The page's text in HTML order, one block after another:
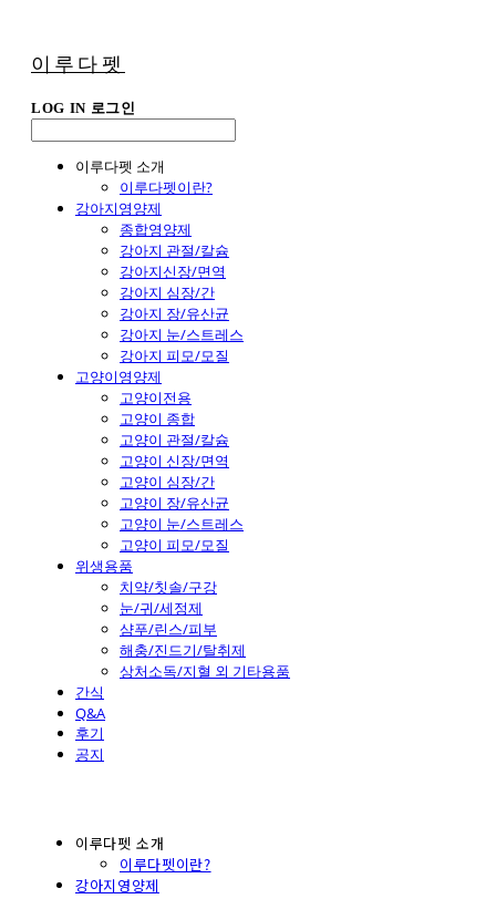
이루다펫
LOG IN 로그인
이루다펫 소개
이루다펫이란?
강아지영양제
종합영양제
강아지 관절/칼슘
강아지신장/면역
강아지 심장/간
강아지 장/유산균
강아지 눈/스트레스
강아지 피모/모질
고양이영양제
고양이전용
고양이 종합
고양이 관절/칼슘
고양이 신장/면역
고양이 심장/간
고양이 장/유산균
고양이 눈/스트레스
고양이 피모/모질
위생용품
치약/칫솔/구강
눈/귀/세정제
샴푸/린스/피부
해충/진드기/탈취제
상처소독/지혈 외 기타용품
간식
Q&A
후기
공지
이루다펫 소개
이루다펫이란?
강아지영양제